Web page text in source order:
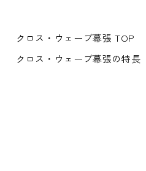
クロス・ウェーブ幕張 TOP
クロス・ウェーブ幕張の特長